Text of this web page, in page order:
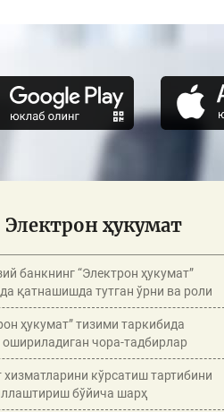
Электрон ҳукумат
банкнинг “Электрон ҳукумат”
қатнашишда тутган ўрни ва роли
ҳукумат” тизими таркибида
чора-тадбирлар
кўрсатиш тартибини
бўйича шарҳ